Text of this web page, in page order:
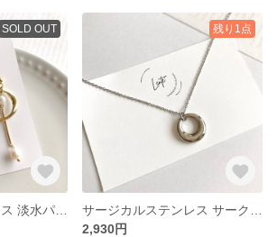
SOLD OUT 残り1点
2,930円